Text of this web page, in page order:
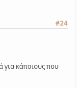
#24
για κάποιους που